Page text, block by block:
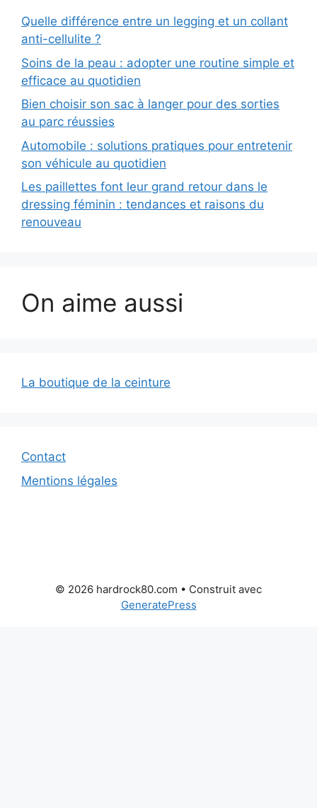
Quelle différence entre un legging et un collant
anti-cellulite ?
Soins de la peau : adopter une routine simple et
efficace au quotidien
Bien choisir son sac à langer pour des sorties
au parc réussies
Automobile : solutions pratiques pour entretenir
son véhicule au quotidien
Les paillettes font leur grand retour dans le
dressing féminin : tendances et raisons du
renouveau
On aime aussi
La boutique de la ceinture
Contact
Mentions légales
© 2026 hardrock80.com • Construit avec
GeneratePress